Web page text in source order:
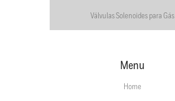
Válvulas Solenoides para Gás
Menu
Home